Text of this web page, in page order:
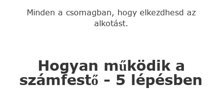
Minden a csomagban, hogy elkezdhesd az
alkotást.
Hogyan működik a
számfestő - 5 lépésben